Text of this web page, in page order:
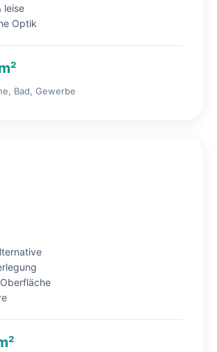
leise
Optik
Bad, Gewerbe